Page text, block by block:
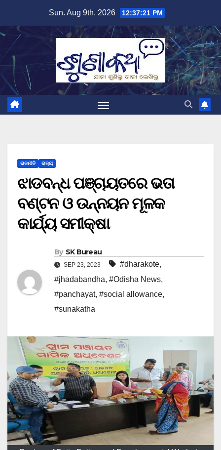
content
Sun. Aug 9th, 2026 12:37:22 PM
ରାଜନୀତି ରାଜ୍ୟ
ଝାଡବନ୍ଧ ପଞ୍ଚାୟତରେ ଭତା
ବଣ୍ଟନ ଓ ଉନ୍ନୟନ ମୂଳକ
କାର୍ଯ୍ୟ ସମୀକ୍ଷା
By SK Bureau
SEP 23, 2023 #dharakote,
#jhadabandha, #Odisha News,
#panchayat, #social allowance,
#sunakatha